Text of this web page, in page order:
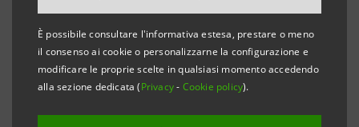
È possibile consultare l'informativa estesa, prestare o meno
il consenso ai cookie o personalizzarne la configurazione e
modificare le proprie scelte in qualsiasi momento accedendo
alla sezione dedicata (Privacy- Cookie policy).
Tappa dedicata alle PMI pugliesi: focus su
Stati Uniti e Brasile, illustrati dalla rete
italiana ed estera di Intesa Sanpaolo con
interventi di SACE su agevolazioni e